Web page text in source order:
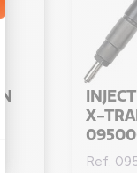
X-
Ref.